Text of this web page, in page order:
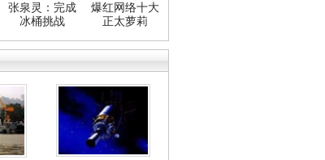
张泉灵：完成
冰桶挑战
爆红网络十大
正太萝莉